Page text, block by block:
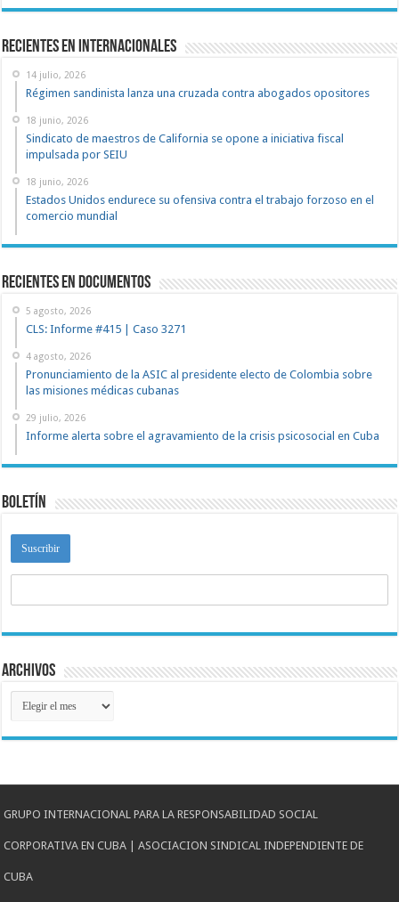
Recientes en Internacionales
14 julio, 2026
Régimen sandinista lanza una cruzada contra abogados opositores
18 junio, 2026
Sindicato de maestros de California se opone a iniciativa fiscal
impulsada por SEIU
18 junio, 2026
Estados Unidos endurece su ofensiva contra el trabajo forzoso en el
comercio mundial
recientes en documentos
5 agosto, 2026
CLS: Informe #415 | Caso 3271
4 agosto, 2026
Pronunciamiento de la ASIC al presidente electo de Colombia sobre
las misiones médicas cubanas
29 julio, 2026
Informe alerta sobre el agravamiento de la crisis psicosocial en Cuba
Boletín
Archivos
Archivos
GRUPO INTERNACIONAL PARA LA RESPONSABILIDAD SOCIAL
CORPORATIVA EN CUBA | ASOCIACION SINDICAL INDEPENDIENTE DE
CUBA